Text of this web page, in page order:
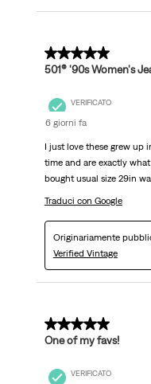
5 su 5 stelle.
501® '90s Women's
VERIFICATO
6 giorni fa
I just love these grew up
time and are exactly
bought usual size 29in
Traduci con Google
Originariamente
Verified Vintage
5 su 5 stelle.
One of my favs!
VERIFICATO